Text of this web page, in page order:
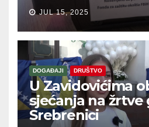
JUL 15, 2025
DOGAĐAJI DRUŠTVO
U Zavidovićima
sjećanja na žrtve
Srebrenici